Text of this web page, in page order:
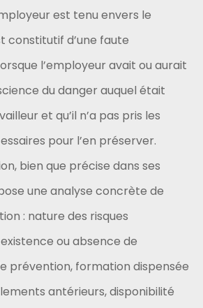
est tenu envers le
constitutif d’une faute
l’employeur avait ou aurait
du danger auquel était
et qu’il n’a pas pris les
pour l’en préserver.
bien que précise dans ses
une analyse concrète de
: nature des risques
ou absence de
prévention, formation dispensée
antérieurs, disponibilité